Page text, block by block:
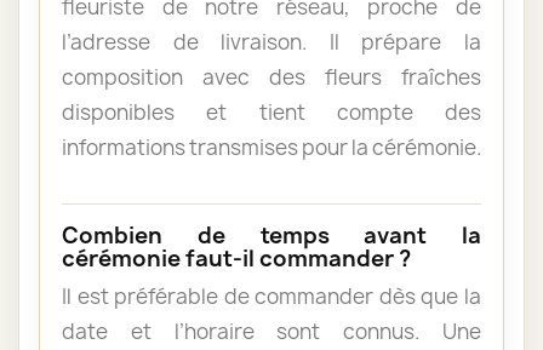
fleuriste de notre réseau, proche de
l’adresse de livraison. Il prépare la
composition avec des fleurs fraîches
disponibles et tient compte des
informations transmises pour la cérémonie.
Combien de temps avant la
cérémonie faut-il commander ?
Il est préférable de commander dès que la
date et l’horaire sont connus. Une